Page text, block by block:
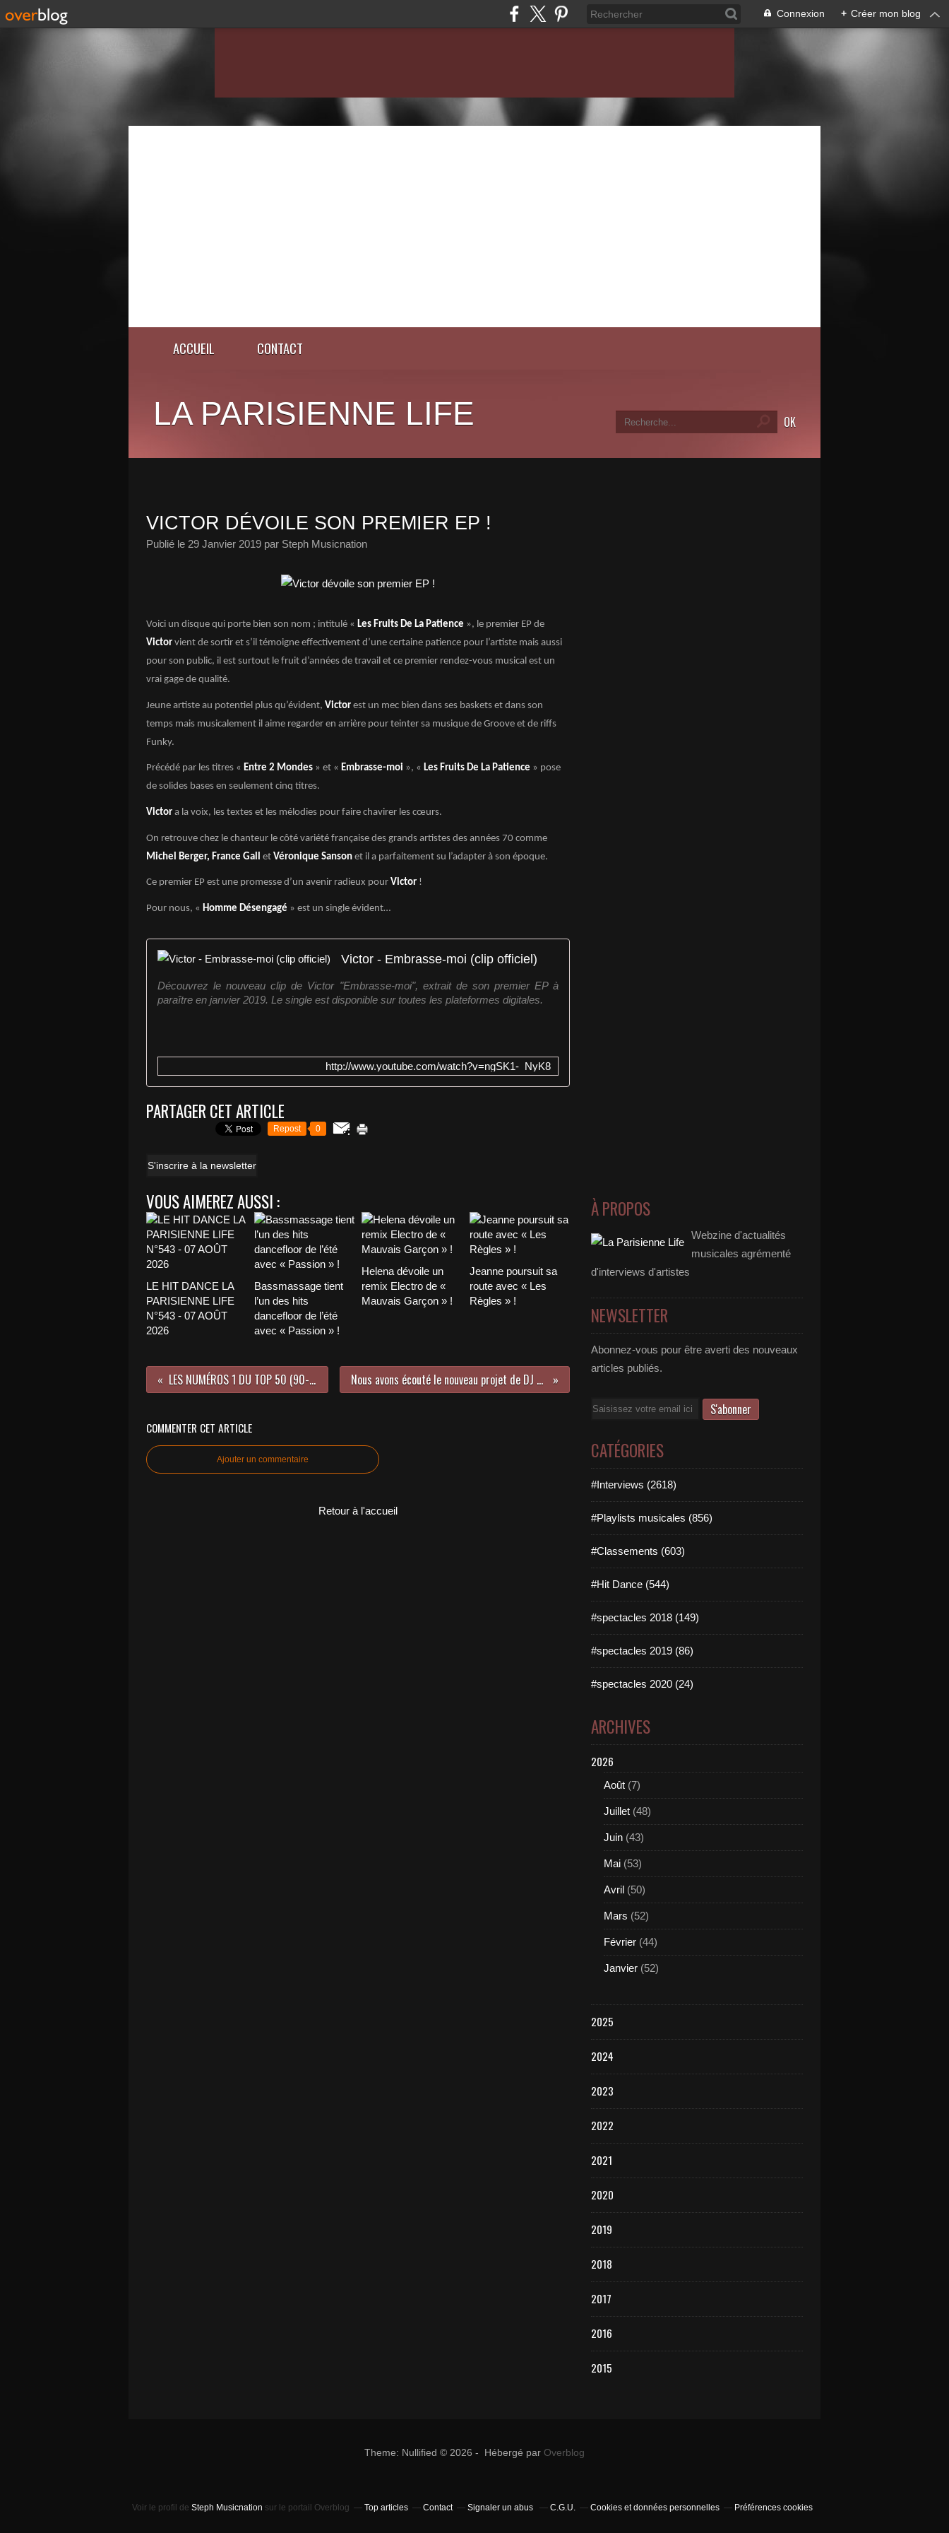
Connexion + Créer mon blog
ACCUEIL CONTACT
LA PARISIENNE LIFE
VICTOR DÉVOILE SON PREMIER EP !
Publié le 29 Janvier 2019 par Steph Musicnation
Voici un disque qui porte bien son nom ; intitulé « Les Fruits De La Patience », le premier EP de
Victor vient de sortir et s’il témoigne effectivement d’une certaine patience pour l’artiste mais aussi
pour son public, il est surtout le fruit d’années de travail et ce premier rendez-vous musical est un
vrai gage de qualité.
Jeune artiste au potentiel plus qu’évident, Victor est un mec bien dans ses baskets et dans son
temps mais musicalement il aime regarder en arrière pour teinter sa musique de Groove et de riffs
Funky.
Précédé par les titres « Entre 2 Mondes » et « Embrasse-moi », « Les Fruits De La Patience » pose
de solides bases en seulement cinq titres.
Victor a la voix, les textes et les mélodies pour faire chavirer les cœurs.
On retrouve chez le chanteur le côté variété française des grands artistes des années 70 comme
Michel Berger, France Gall et Véronique Sanson et il a parfaitement su l’adapter à son époque.
Ce premier EP est une promesse d’un avenir radieux pour Victor !
Pour nous, « Homme Désengagé » est un single évident…
Victor - Embrasse-moi (clip officiel)
Découvrez le nouveau clip de Victor "Embrasse-moi", extrait de son premier EP à
paraître en janvier 2019. Le single est disponible sur toutes les plateformes digitales.
http://www.youtube.com/watch?v=ngSK1-_NyK8
PARTAGER CET ARTICLE
Repost 0
S'inscrire à la newsletter
VOUS AIMEREZ AUSSI :
LE HIT DANCE LA
PARISIENNE LIFE
N°543 - 07 AOÛT
2026
Bassmassage tient
l’un des hits
dancefloor de l’été
avec « Passion » !
Helena dévoile un
remix Electro de «
Mauvais Garçon » !
Jeanne poursuit sa
route avec « Les
Règles » !
LES NUMÉROS 1 DU TOP 50 (90-93) ! Nous avons écouté le nouveau projet de DJ Click !
COMMENTER CET ARTICLE
Ajouter un commentaire
Retour à l'accueil
À PROPOS
Webzine d'actualités
musicales agrémenté
d'interviews d'artistes
NEWSLETTER
Abonnez-vous pour être averti des nouveaux
articles publiés.
Email
CATÉGORIES
#Interviews (2618)
#Playlists musicales (856)
#Classements (603)
#Hit Dance (544)
#spectacles 2018 (149)
#spectacles 2019 (86)
#spectacles 2020 (24)
ARCHIVES
2026
Août (7)
Juillet (48)
Juin (43)
Mai (53)
Avril (50)
Mars (52)
Février (44)
Janvier (52)
2025
2024
2023
2022
2021
2020
2019
2018
2017
2016
2015
Theme: Nullified © 2026 - Hébergé par Overblog
Voir le profil de Steph Musicnation sur le portail Overblog Top articles Contact Signaler un abus C.G.U. Cookies et données personnelles Préférences cookies